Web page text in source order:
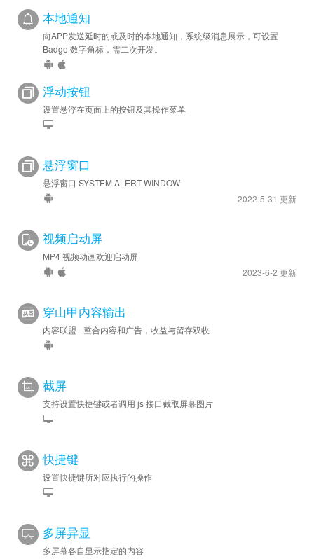
本地通知
向APP发送延时的或及时的本地通知，系统级消息展示，可设置
Badge 数字角标，需二次开发。
浮动按钮
设置悬浮在页面上的按钮及其操作菜单
悬浮窗口
悬浮窗口 SYSTEM ALERT WINDOW
2022-5-31 更新
视频启动屏
MP4 视频动画欢迎启动屏
2023-6-2 更新
穿山甲内容输出
内容联盟 - 整合内容和广告，收益与留存双收
截屏
支持设置快捷键或者调用 js 接口截取屏幕图片
快捷键
设置快捷键所对应执行的操作
多屏异显
多屏幕各自显示指定的内容